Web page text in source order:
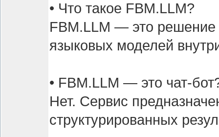
• Что такое FBM.LLM?
FBM.LLM — это решение
языковых моделей
• FBM.LLM — это чат-
Нет. Сервис
структурированных